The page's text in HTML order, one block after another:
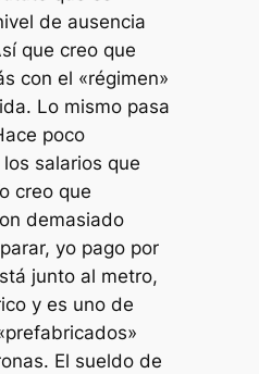
de ausencia
que creo que
con el «régimen»
Lo mismo pasa
poco
salarios que
creo que
demasiado
yo pago por
junto al metro,
y es uno de
El sueldo de